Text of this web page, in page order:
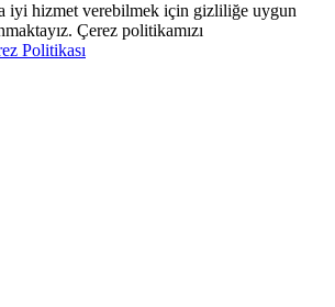
iyi hizmet verebilmek için gizliliğe uygun
Çerez politikamızı
Politikası